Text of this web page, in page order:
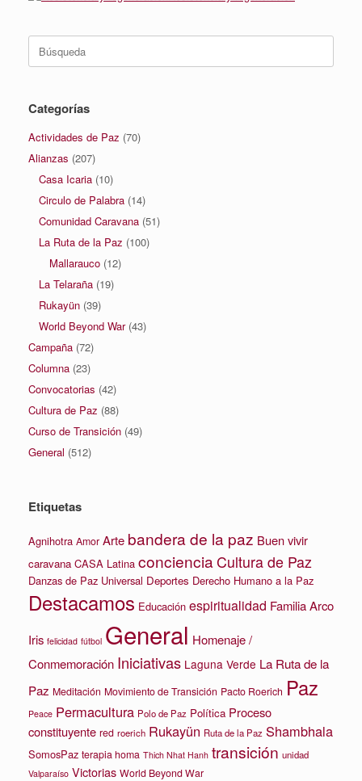
Categorías
Actividades de Paz (70)
Alianzas (207)
Casa Icaria (10)
Circulo de Palabra (14)
Comunidad Caravana (51)
La Ruta de la Paz (100)
Mallarauco (12)
La Telaraña (19)
Rukayün (39)
World Beyond War(43)
Campaña (72)
Columna (23)
Convocatorias (42)
Cultura de Paz (88)
Curso de Transición (49)
General (512)
Etiquetas
Agnihotra Amor Arte bandera de la paz Buen vivir
caravana CASA Latina concienciaCultura de Paz
Danzas de Paz Universal Deportes Derecho Humano a la Paz
Destacamos Educación espiritualidad Familia Arco
Iris felicidad fútbol General Homenaje /
Conmemoración Iniciativas Laguna Verde La Ruta de la
Paz Meditación Movimiento de Transición Pacto Roerich Paz
Peace Permacultura Polo de Paz Política Proceso
constituyente red roerich Rukayün Ruta de la Paz Shambhala
SomosPaz terapia homa Thich Nhat Hanh transición unidad
Valparaíso Victorias World Beyond War